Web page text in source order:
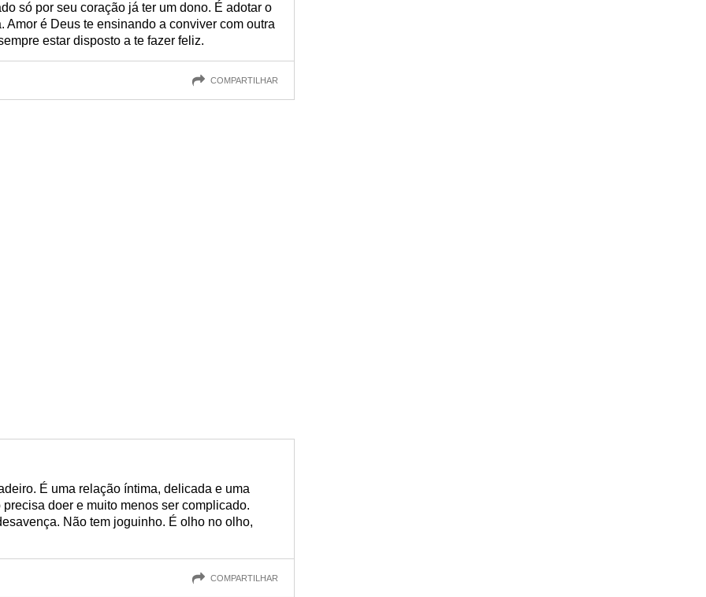
só por seu coração já ter um dono. É adotar o
Amor é Deus te ensinando a conviver com outra
estar disposto a te fazer feliz.
COMPARTILHAR
É uma relação íntima, delicada e uma
doer e muito menos ser complicado.
Não tem joguinho. É olho no olho,
COMPARTILHAR